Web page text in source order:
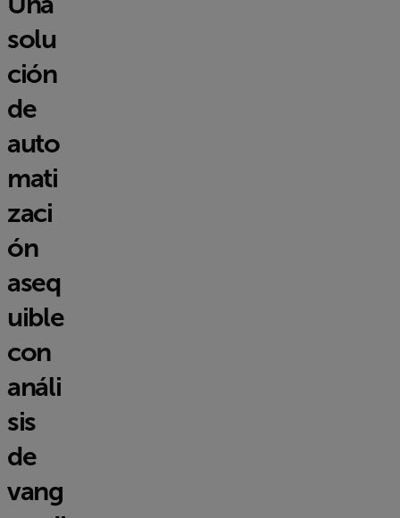
solu
ción
de
auto
mati
zaci
ón
aseq
uible
con
análi
sis
de
vang